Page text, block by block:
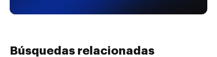
Búsquedas relacionadas